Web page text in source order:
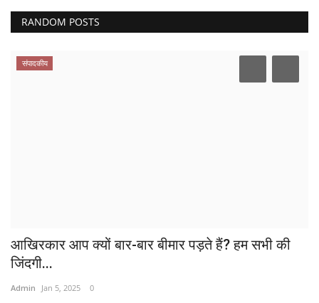
RANDOM POSTS
संपादकीय
आखिरकार आप क्यों बार-बार बीमार पड़ते हैं? हम सभी की
जिंदगी...
Admin Jan 5, 2025 0